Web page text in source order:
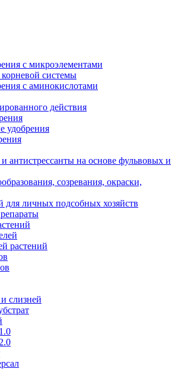
с микроэлементами
системы
с аминокислотами
действия
удобрения
антистрессанты на основе фульвовых и
созревания, окраски,
для личных подсобных хозяйств
растений
слизней